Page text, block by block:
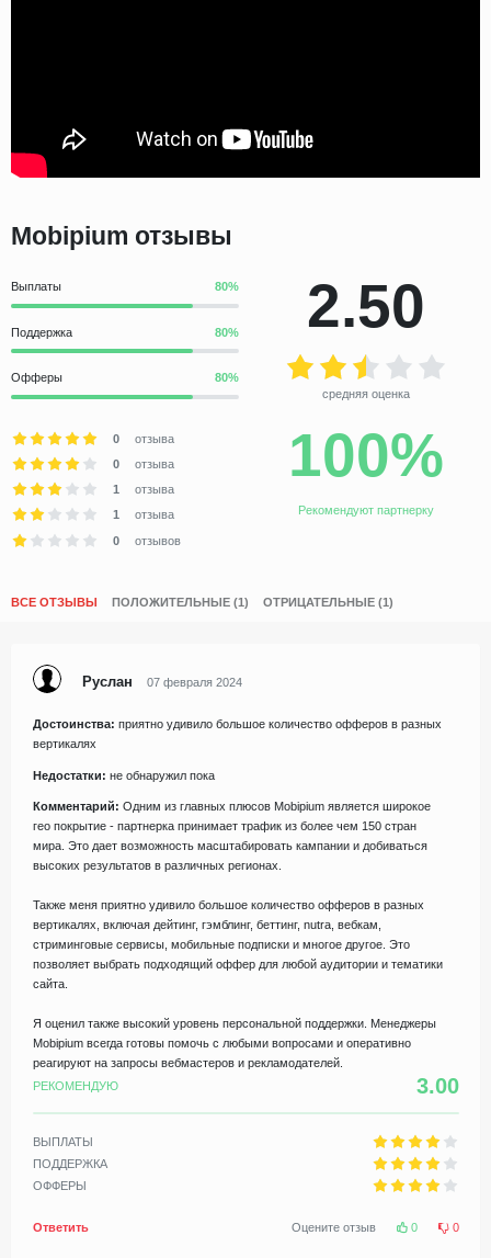
Mobipium отзывы
Выплаты
Поддержка
Офферы
2.50
средняя оценка
0
отзыва
0
отзыва
1
отзыва
1
отзыва
0
отзывов
100%
Рекомендуют партнерку
ВСЕ ОТЗЫВЫ ПОЛОЖИТЕЛЬНЫЕ (1) ОТРИЦАТЕЛЬНЫЕ (1)
Руслан 07 февраля 2024
Достоинства: приятно удивило большое количество офферов в разных
вертикалях
Недостатки: не обнаружил пока
Комментарий: Одним из главных плюсов Mobipium является широкое
гео покрытие - партнерка принимает трафик из более чем 150 стран
мира. Это дает возможность масштабировать кампании и добиваться
высоких результатов в различных регионах.
Также меня приятно удивило большое количество офферов в разных
вертикалях, включая дейтинг, гэмблинг, беттинг, nutra, вебкам,
стриминговые сервисы, мобильные подписки и многое другое. Это
позволяет выбрать подходящий оффер для любой аудитории и тематики
сайта.
Я оценил также высокий уровень персональной поддержки. Менеджеры
Mobipium всегда готовы помочь с любыми вопросами и оперативно
реагируют на запросы вебмастеров и рекламодателей.
РЕКОМЕНДУЮ
3.00
ВЫПЛАТЫ
ПОДДЕРЖКА
ОФФЕРЫ
Ответить Оцените отзыв 0 0